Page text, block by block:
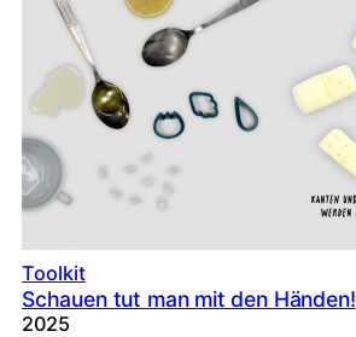
Toolkit
Schauen tut man mit den Händen!
2025